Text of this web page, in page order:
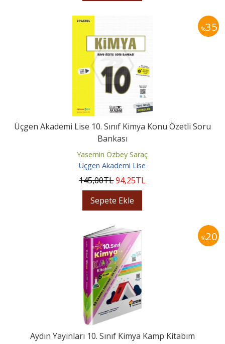
%35
Üçgen Akademi Lise 10. Sınıf Kimya Konu Özetli Soru
Bankası
Yasemin Özbey Saraç
Üçgen Akademi Lise
145,00TL94,25TL
Sepete Ekle
%20
Aydın Yayınları 10. Sınıf Kimya Kamp Kitabım